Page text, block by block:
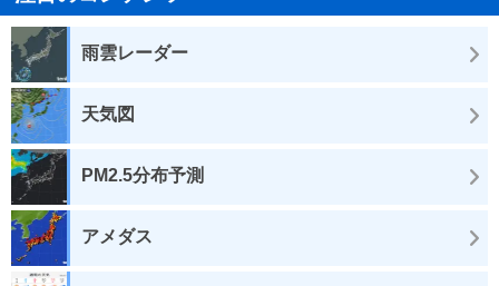
雨雲レーダー
天気図
PM2.5分布予測
アメダス